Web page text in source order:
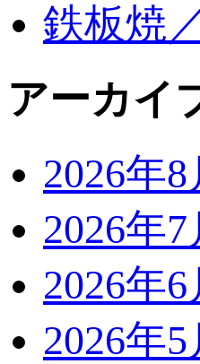
鉄板焼
アーカイ
2026年8
2026年7
2026年6
2026年5